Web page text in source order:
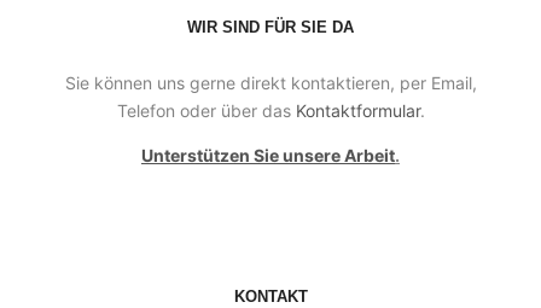
WIR SIND FÜR SIE DA
Sie können uns gerne direkt kontaktieren, per Email,
Telefon oder über das Kontaktformular.
Unterstützen Sie unsere Arbeit.
KONTAKT